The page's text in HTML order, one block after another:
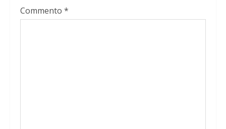
Commento *